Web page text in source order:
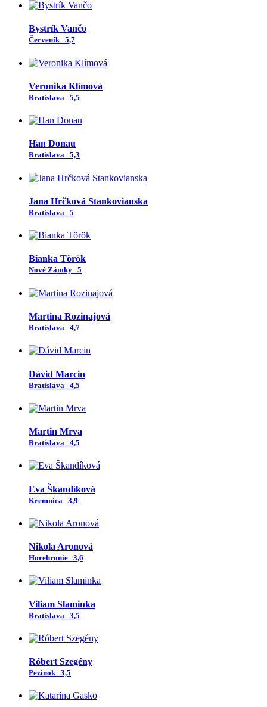
Bystrík Vančo
Červeník 5,7
Veronika Klímová
Bratislava 5,5
Han Donau
Bratislava 5,3
Jana Hrčková Stankovianska
Bratislava 5
Bianka Török
Nové Zámky 5
Martina Rozinajová
Bratislava 4,7
Dávid Marcin
Bratislava 4,5
Martin Mrva
Bratislava 4,5
Eva Škandíková
Kremnica 3,9
Nikola Aronová
Horehronie 3,6
Viliam Slaminka
Bratislava 3,5
Róbert Szegény
Pezinok 3,5